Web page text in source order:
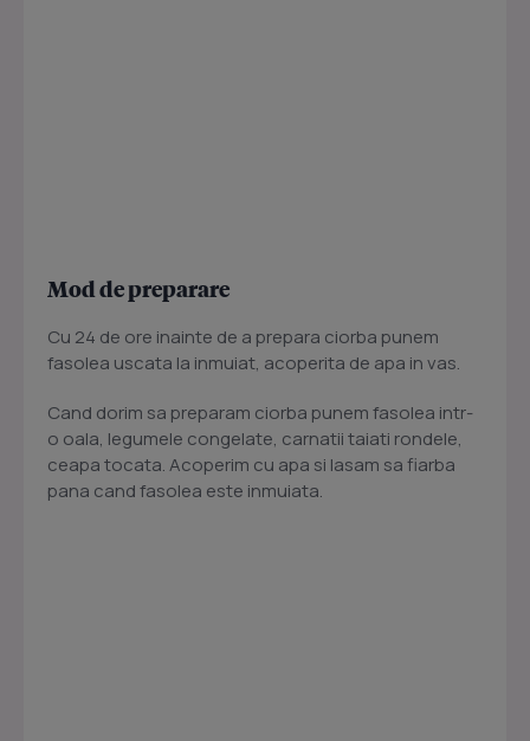
Mod de preparare
Cu 24 de ore inainte de a prepara ciorba punem
fasolea uscata la inmuiat, acoperita de apa in vas.
Cand dorim sa preparam ciorba punem fasolea intr-
o oala, legumele congelate, carnatii taiati rondele,
ceapa tocata. Acoperim cu apa si lasam sa fiarba
pana cand fasolea este inmuiata.